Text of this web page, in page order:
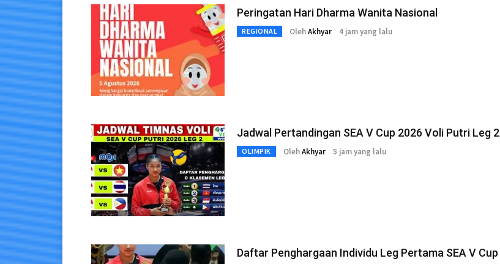
Peringatan Hari Dharma Wanita Nasional
REGIONAL OlehAkhyar 4 jam yang lalu
Jadwal Pertandingan SEA V Cup 2026 Voli Putri Leg 2
OLIMPIK OlehAkhyar 5 jam yang lalu
Daftar Penghargaan Individu Leg Pertama SEA V Cup